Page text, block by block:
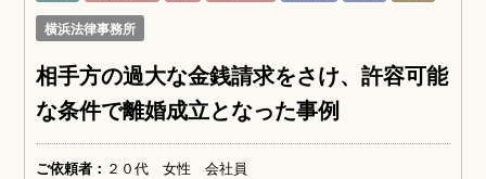
横浜法律事務所
相手方の過大な金銭請求をさけ、許容可能
な条件で離婚成立となった事例
ご依頼者： ２０代 女性 会社員